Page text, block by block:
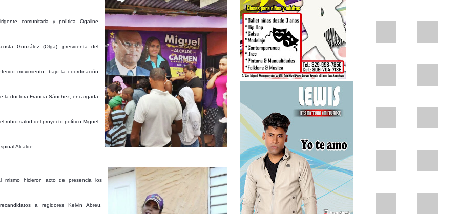
comunitaria y política Ogaline
González (Olga), presidenta del
movimiento, bajo la coordinación
la doctora Francia Sánchez, encargada
rubro salud del proyecto político Miguel
Alcalde.
mismo hicieron acto de presencia los
a regidores Kelvin Abreu,